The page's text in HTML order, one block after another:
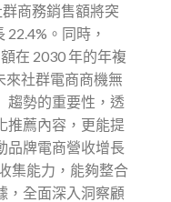
商務銷售額將突
。同時，
在 2030 年的年複
來社群電商商機無
趨勢的重要性，透
推薦內容，更能提
品牌電商營收增長
集能力，能夠整合
，全面深入洞察顧